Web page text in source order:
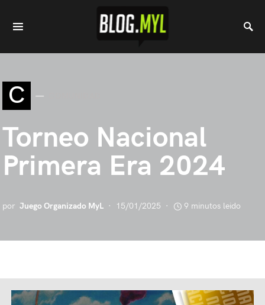
C
Torneo Nacional
Primera Era 2024
por Juego Organizado MyL 15/01/2025 9 minutos leido